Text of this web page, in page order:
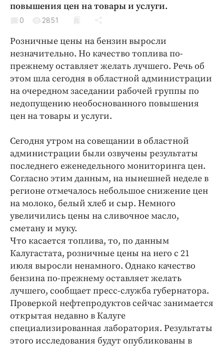
Культура
Недвижимость и ЖКХ
Образование
Общество
Погода
Праздники
Происшествия
Спорт
ПРОЕКТЫ
Блоги
Издания
Медиаперсона
Интересное чтиво
Клиника года
Бренд года
Работодатель года
повышения цен на товары и услуги.
0 2851
Розничные цены на бензин выросли
незначительно. Но качество топлива по-
прежнему оставляет желать лучшего. Речь об
этом шла сегодня в областной администрации
на очередном заседании рабочей группы по
недопущению необоснованного повышения
цен на товары и услуги.
Сегодня утром на совещании в областной
администрации были озвучены результаты
последнего еженедельного мониторинга цен.
Согласно этим данным, на нынешней неделе в
регионе отмечалось небольшое снижение цен
на молоко, белый хлеб и сыр. Немного
увеличились цены на сливочное масло,
сметану и муку.
Что касается топлива, то, по данным
Калугастата, розничные цены на него с 21
июля выросли ненамного. Однако качество
бензина по-прежнему оставляет желать
лучшего, сообщает пресс-служба губернатора.
Проверкой нефтепродуктов сейчас занимается
открытая недавно в Калуге
специализированная лаборатория. Результаты
этого исследования будут опубликованы в